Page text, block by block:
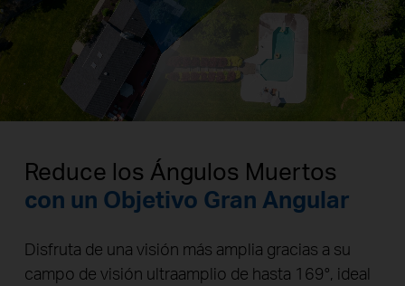
Pause
Pause
Reduce los Ángulos Muertos
con un Objetivo Gran Angular
Disfruta de una visión más amplia gracias a su
campo de visión ultraamplio de hasta 169°, ideal